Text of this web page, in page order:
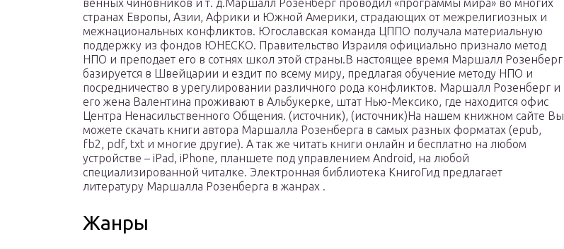
венных чиновников и т. д.Маршалл Розенберг проводил «программы мира» во многих
странах Европы, Азии, Африки и Южной Америки, страдающих от межрелигиозных и
межнациональных конфликтов. Югославская команда ЦППО получала материальную
поддержку из фондов ЮНЕСКО. Правительство Израиля официально признало метод
НПО и преподает его в сотнях школ этой страны.В настоящее время Маршалл Розенберг
базируется в Швейцарии и ездит по всему миру, предлагая обучение методу НПО и
посредничество в урегулировании различного рода конфликтов. Маршалл Розенберг и
его жена Валентина проживают в Альбукерке, штат Нью-Мексико, где находится офис
Центра Ненасильственного Общения. (источник), (источник)На нашем книжном сайте Вы
можете скачать книги автора Маршалла Розенберга в самых разных форматах (epub,
fb2, pdf, txt и многие другие). А так же читать книги онлайн и бесплатно на любом
устройстве – iPad, iPhone, планшете под управлением Android, на любой
специализированной читалке. Электронная библиотека КнигоГид предлагает
литературу Маршалла Розенберга в жанрах .
Жанры